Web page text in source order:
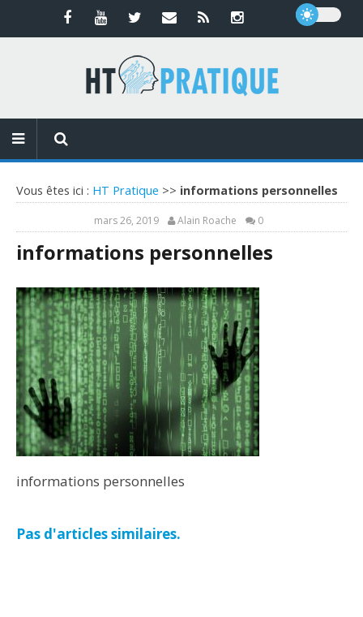
Vous êtes ici : HT Pratique >> informations personnelles
mars 26, 2019 Alain Roache 0
informations personnelles
informations personnelles
Pas d'articles similaires.